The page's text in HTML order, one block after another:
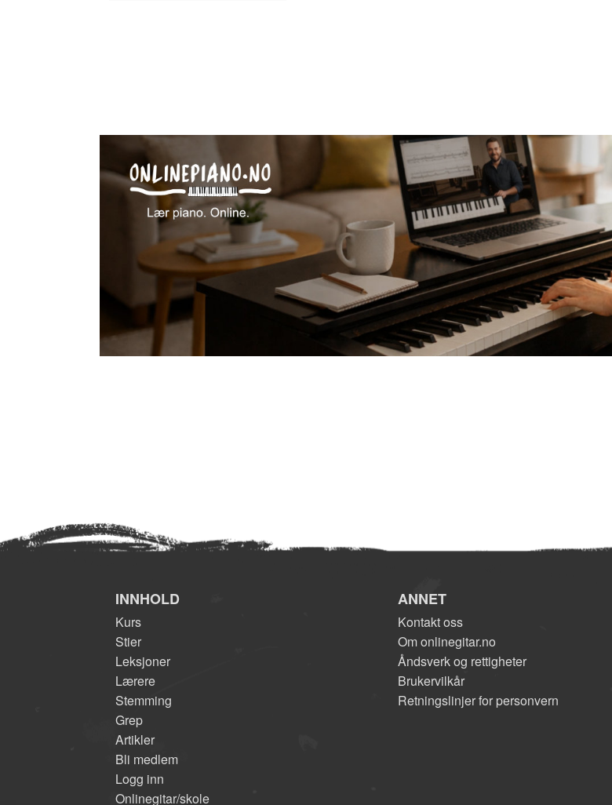
INNHOLD
Kurs
Stier
Leksjoner
Lærere
Stemming
Grep
Artikler
Bli medlem
Logg inn
Onlinegitar/skole
ANNET
Kontakt oss
Om onlinegitar.no
Åndsverk og rettigheter
Brukervilkår
Retningslinjer for personvern